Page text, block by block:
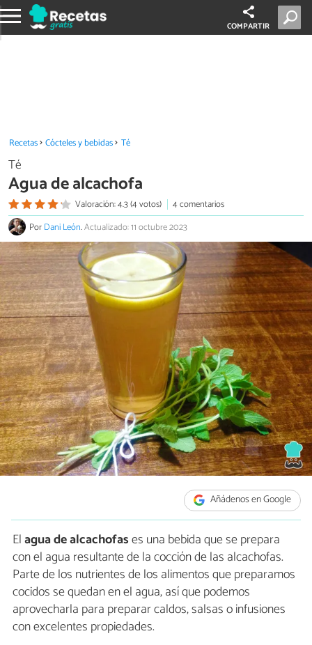
COMPARTIR
Recetas Cócteles y bebidas Té
Té
Agua de alcachofa
Valoración: 4.3 (4 votos)
4 comentarios
PorDani León.Actualizado: 11 octubre 2023
Añádenos en Google
Elagua de alcachofases una bebida que se prepara
con el agua resultante de la cocción de las alcachofas.
Parte de los nutrientes de los alimentos que preparamos
cocidos se quedan en el agua, así que podemos
aprovecharla para preparar caldos, salsas o infusiones
con excelentes propiedades.